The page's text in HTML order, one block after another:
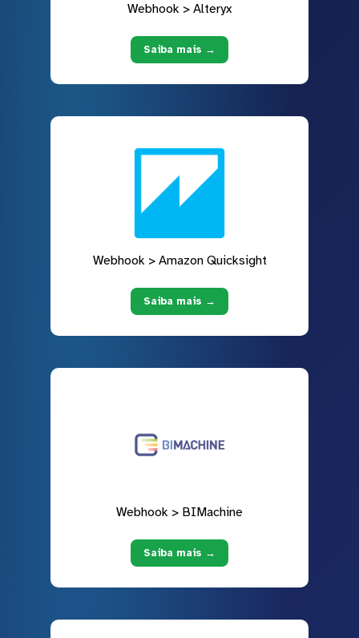
Webhook > Alteryx
Saiba mais →
Webhook > Amazon Quicksight
Saiba mais →
Webhook > BIMachine
Saiba mais →